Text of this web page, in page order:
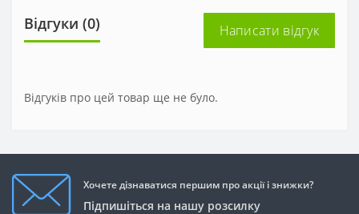
Відгуки (0) Написати відгук
Відгуків про цей товар ще не було.
Хочете дізнаватися першим про акції і знижки?
Підпишіться на нашу розсилку